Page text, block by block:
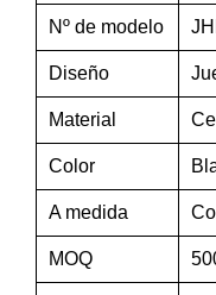
Nº de modelo
Diseño
Material
Color
A medida
MOQ